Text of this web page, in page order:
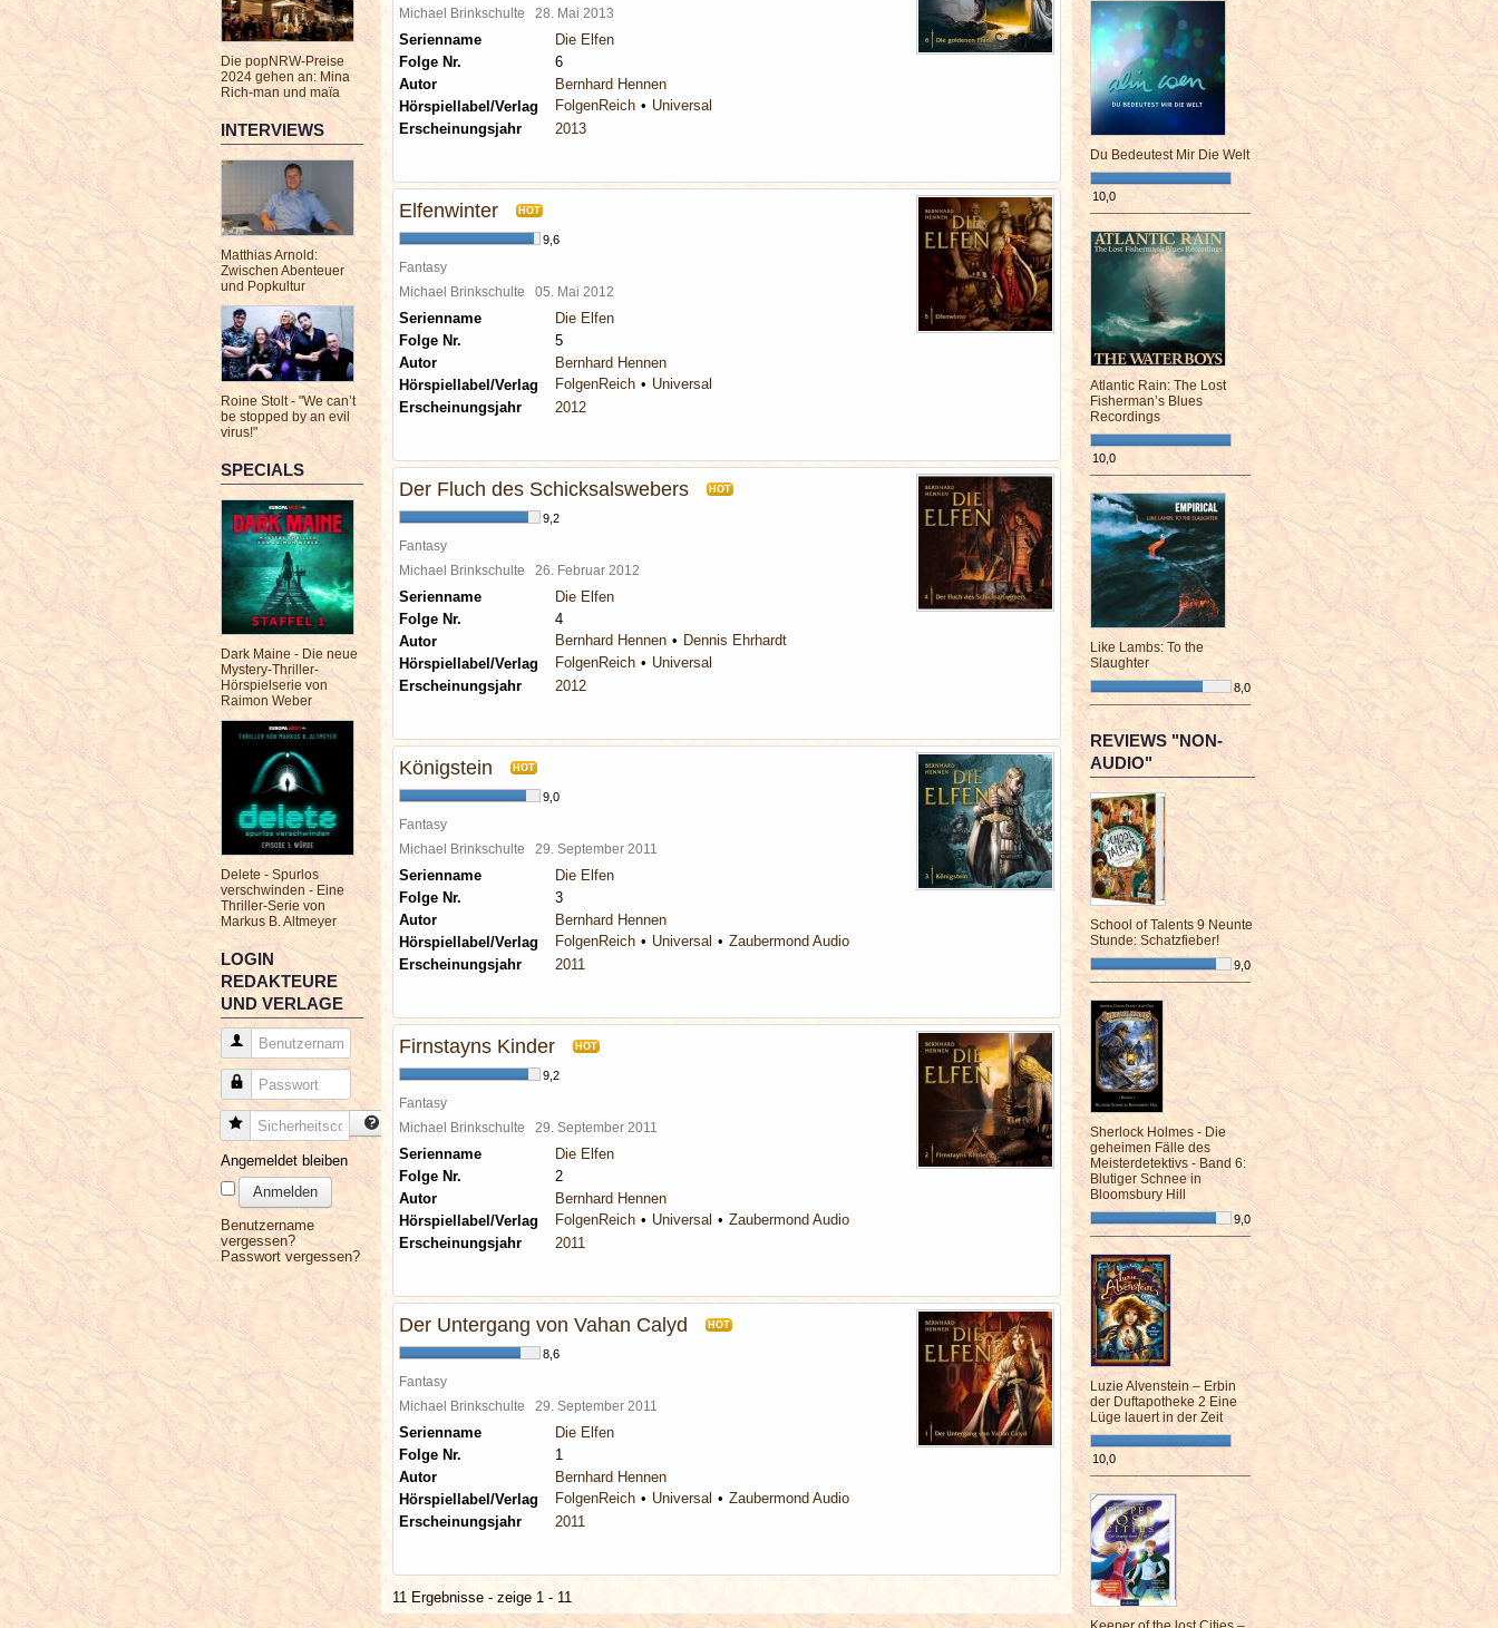
Die popNRW-Preise
2024 gehen an: Mina
Rich-man und maïa
INTERVIEWS
Matthias Arnold:
Zwischen Abenteuer
und Popkultur
Roine Stolt - "We can’t
be stopped by an evil
virus!"
SPECIALS
Dark Maine - Die neue
Mystery-Thriller-
Hörspielserie von
Raimon Weber
Delete - Spurlos
verschwinden - Eine
Thriller-Serie von
Markus B. Altmeyer
LOGIN
REDAKTEURE
UND VERLAGE
Benutzername
Passwort
Sicherheitscode
Angemeldet bleiben
Anmelden
Benutzername
vergessen?
Passwort vergessen?
Michael Brinkschulte 28. Mai 2013
Serienname
Die Elfen
Folge Nr.
6
Autor
Bernhard Hennen
Hörspiellabel/Verlag
FolgenReich
Universal
Erscheinungsjahr
2013
Elfenwinter HOT
9,6
Fantasy
Michael Brinkschulte 05. Mai 2012
Serienname
Die Elfen
Folge Nr.
5
Autor
Bernhard Hennen
Hörspiellabel/Verlag
FolgenReich
Universal
Erscheinungsjahr
2012
Der Fluch des Schicksalswebers HOT
9,2
Fantasy
Michael Brinkschulte 26. Februar 2012
Serienname
Die Elfen
Folge Nr.
4
Autor
Bernhard Hennen
Dennis Ehrhardt
Hörspiellabel/Verlag
FolgenReich
Universal
Erscheinungsjahr
2012
Königstein HOT
9,0
Fantasy
Michael Brinkschulte 29. September 2011
Serienname
Die Elfen
Folge Nr.
3
Autor
Bernhard Hennen
Hörspiellabel/Verlag
FolgenReich Universal
Zaubermond Audio
Erscheinungsjahr
2011
Firnstayns Kinder HOT
9,2
Fantasy
Michael Brinkschulte 29. September 2011
Serienname
Die Elfen
Folge Nr.
2
Autor
Bernhard Hennen
Hörspiellabel/Verlag
FolgenReich Universal
Zaubermond Audio
Erscheinungsjahr
2011
Der Untergang von Vahan Calyd HOT
8,6
Fantasy
Michael Brinkschulte 29. September 2011
Serienname
Die Elfen
Folge Nr.
1
Autor
Bernhard Hennen
Hörspiellabel/Verlag
FolgenReich Universal
Zaubermond Audio
Erscheinungsjahr
2011
11 Ergebnisse - zeige 1 - 11
Du Bedeutest Mir Die Welt
10,0
¯¯¯¯¯¯¯¯¯¯¯¯¯¯¯¯¯¯¯¯¯¯¯¯
Atlantic Rain: The Lost
Fisherman’s Blues
Recordings
10,0
¯¯¯¯¯¯¯¯¯¯¯¯¯¯¯¯¯¯¯¯¯¯¯¯
Like Lambs: To the
Slaughter
8,0
¯¯¯¯¯¯¯¯¯¯¯¯¯¯¯¯¯¯¯¯¯¯¯¯
REVIEWS "NON-
AUDIO"
School of Talents 9 Neunte
Stunde: Schatzfieber!
9,0
¯¯¯¯¯¯¯¯¯¯¯¯¯¯¯¯¯¯¯¯¯¯¯¯
Sherlock Holmes - Die
geheimen Fälle des
Meisterdetektivs - Band 6:
Blutiger Schnee in
Bloomsbury Hill
9,0
¯¯¯¯¯¯¯¯¯¯¯¯¯¯¯¯¯¯¯¯¯¯¯¯
Luzie Alvenstein – Erbin
der Duftapotheke 2 Eine
Lüge lauert in der Zeit
10,0
¯¯¯¯¯¯¯¯¯¯¯¯¯¯¯¯¯¯¯¯¯¯¯¯